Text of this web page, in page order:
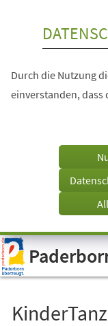
Visuelle
Assistenzsoftware
öffnen.
Durch die Nutzung
einverstanden, dass